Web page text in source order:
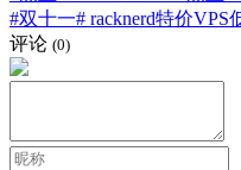
#双十一# racknerd特价
评论 (0)